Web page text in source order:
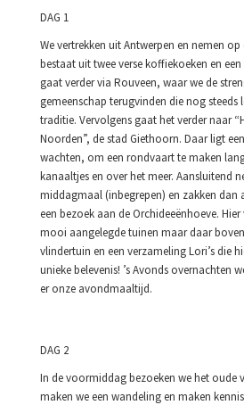
DAG 1
We vertrekken uit Antwerpen en nemen
bestaat uit twee verse koffiekoeken en
gaat verder via Rouveen, waar we de
gemeenschap terugvinden die nog steeds
traditie. Vervolgens gaat het verder naar
Noorden”, de stad Giethoorn. Daar ligt
wachten, om een rondvaart te maken
kanaaltjes en over het meer. Aansluitend
middagmaal (inbegrepen) en zakken dan
een bezoek aan de Orchideeënhoeve.
mooi aangelegde tuinen maar daar
vlindertuin en een verzameling Lori’s die
unieke belevenis! ’s Avonds overnachten
er onze avondmaaltijd.
DAG 2
In de voormiddag bezoeken we het oude
maken we een wandeling en maken